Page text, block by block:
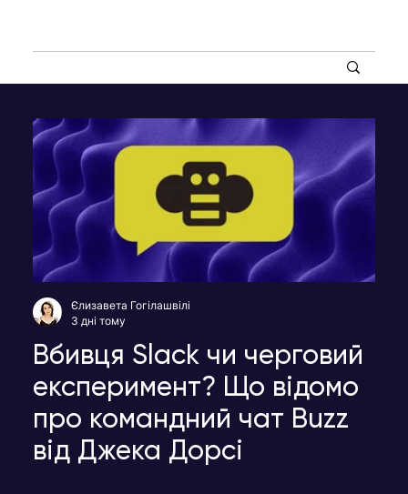
Вбивця Slack чи черговий
експеримент? Що відомо
про командний чат Buzz
від Джека Дорсі
Єлизавета Гогілашвілі
3 дні тому